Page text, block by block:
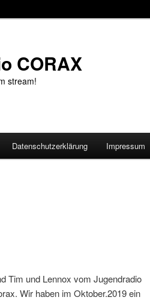
CORAX
stream!
Datenschutzerklärung Impressum
Tim und Lennox vom Jugendradio
Wir haben im Oktober.2019 ein